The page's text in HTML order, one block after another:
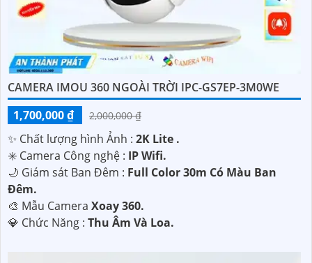
CAMERA IMOU 360 NGOÀI TRỜI IPC-GS7EP-3M0WE
1,700,000 ₫
2,000,000 ₫
✨ Chất lượng hình Ảnh : 2K Lite .
✳️ Camera Công nghệ : IP Wifi.
🌙 Giám sát Ban Đêm : Full Color 30m Có Màu Ban
Ðêm.
🎨 Mẫu Camera Xoay 360.
️💎 Chức Năng : Thu Âm Và Loa.